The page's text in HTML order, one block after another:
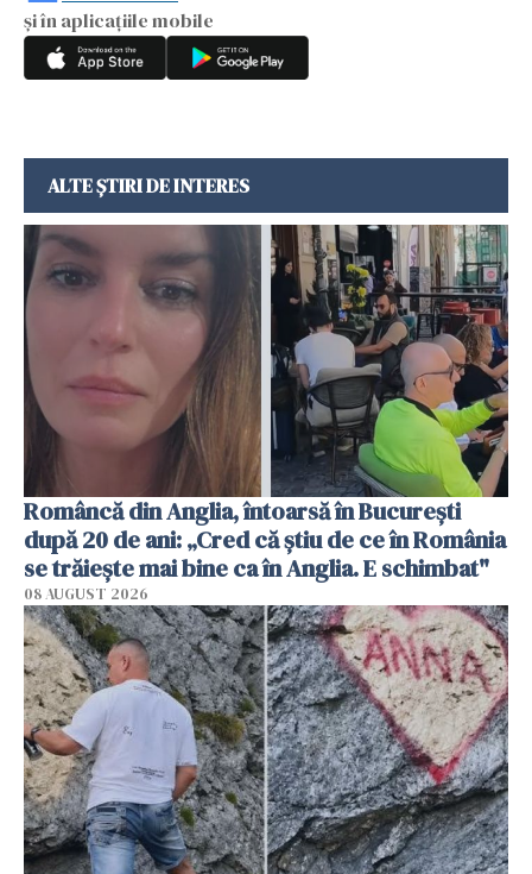
și în aplicațiile mobile
ALTE ȘTIRI DE INTERES
Româncă din Anglia, întoarsă în București
după 20 de ani: „Cred că știu de ce în România
se trăiește mai bine ca în Anglia. E schimbat"
08 AUGUST 2026